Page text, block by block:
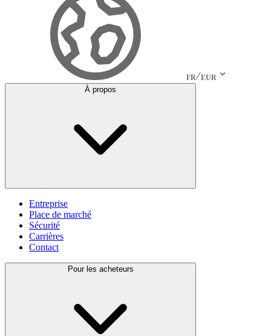
FR EUR
À propos
Entreprise
Place de marché
Sécurité
Carrières
Contact
Pour les acheteurs